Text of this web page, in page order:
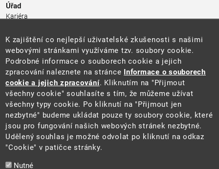
Úřad
Kariéra
Pro média a veřejnost
Povinně zveřejňované informace
Kontakty
Přistupnost budovy úřadu MŽP
(PDF, 204 kB)
Web
Aktuality
Ochrana osobních údajů
Prohlášení o přístupnosti
Zásady používání cookies
Mapa webu
K zajištění co nejlepší uživatelské zkušenosti s našimi
webovými stránkami využíváme tzv. soubory cookie.
Podrobné informace o souborech cookie a jejich
zpracování naleznete na stránce Informace o souborech
cookie a jejich zpracování. Kliknutím na "Přijmout
všechny cookie" souhlasíte s tím, že můžeme užívat
všechny typy cookie. Po kliknutí na "Přijmout jen
nezbytné" budeme ukládat pouze ty soubory cookie, které
jsou pro fungování našich webových stránek nezbytné.
Udělený souhlas je možné odvolat po kliknutí na odkaz
"Cookie" v patičce stránky.
Nutné